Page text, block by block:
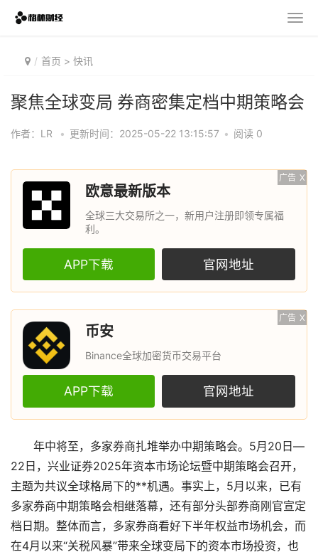
首页 > 快讯
聚焦全球变局 券商密集定档中期策略会
作者：LR • 更新时间：2025-05-22 13:15:57 • 阅读 0
广告 X
欧意最新版本
全球三大交易所之一，新用户注册即领专属福
利。
APP下载 官网地址
广告 X
币安
Binance全球加密货币交易平台
APP下载 官网地址
年中将至，多家券商扎堆举办中期策略会。5月20日—
22日，兴业证券2025年资本市场论坛暨中期策略会召开，
主题为共议全球格局下的**机遇。事实上，5月以来，已有
多家券商中期策略会相继落幕，还有部分头部券商刚官宣定
档日期。整体而言，多家券商看好下半年权益市场机会，而
在4月以来“关税风暴”带来全球变局下的资本市场投资，也